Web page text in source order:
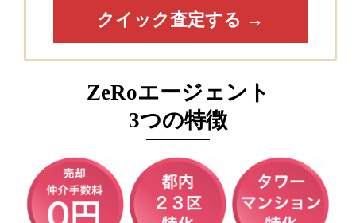
ZeRoエージェント
3つの特徴